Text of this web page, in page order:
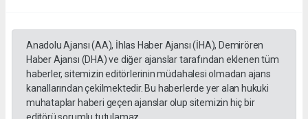
Anadolu Ajansı (AA), İhlas Haber Ajansı (İHA), Demirören
Haber Ajansı (DHA) ve diğer ajanslar tarafından eklenen tüm
haberler, sitemizin editörlerinin müdahalesi olmadan ajans
kanallarından çekilmektedir. Bu haberlerde yer alan hukuki
muhataplar haberi geçen ajanslar olup sitemizin hiç bir